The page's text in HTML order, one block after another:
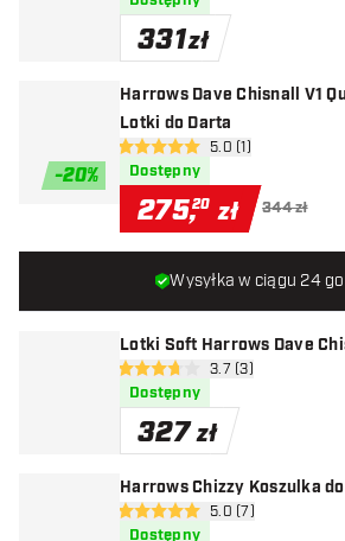
331zł
-20%
Harrows Dave Chisnall V1
Lotki do Darta
otwórz panel
5 gwiazdki oceny
5.0 (1)
Dostępny
275,20 zł 344 zł
Lotki Soft Harrows Dave
otwórz panel
3.7 gwiazdki oceny
3.7 (3)
Dostępny
327 zł
Harrows Chizzy Koszulka
otwórz panel
5 gwiazdki oceny5.0 (7)
Dostępny
Wysyłka w ciągu 24